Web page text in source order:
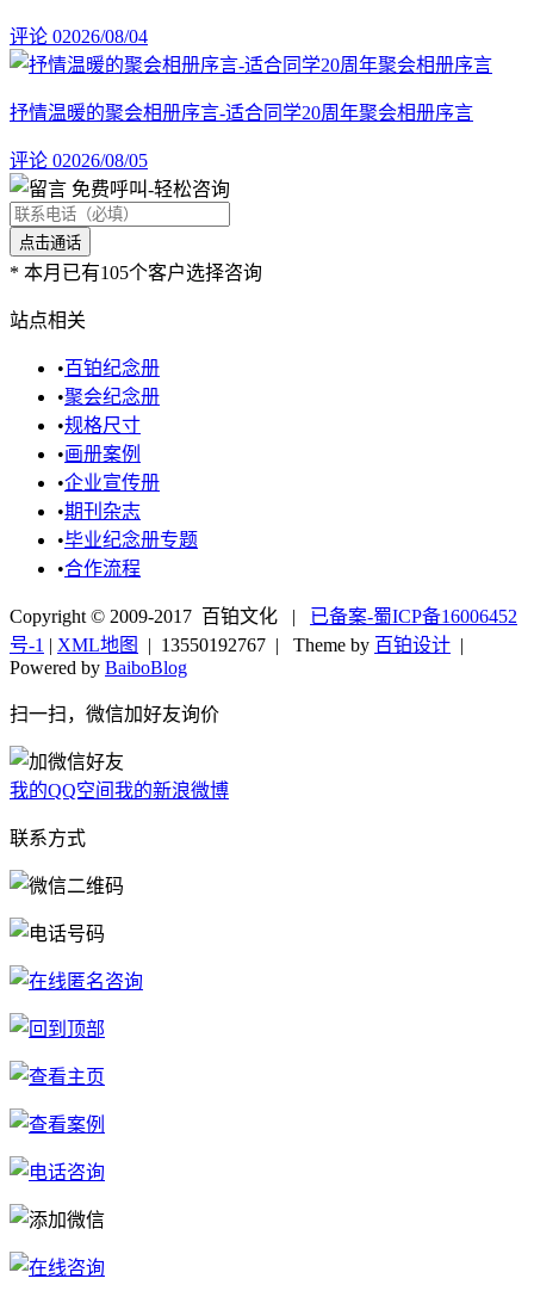
评论 02026/08/04
抒情温暖的聚会相册序言-适合同学20周年聚会相册序言
评论 02026/08/05
免费呼叫-轻松咨询
* 本月已有105个客户选择咨询
站点相关
•百铂纪念册
•聚会纪念册
•规格尺寸
•画册案例
•企业宣传册
•期刊杂志
•毕业纪念册专题
•合作流程
Copyright © 2009-2017 百铂文化 | 已备案-蜀ICP备16006452
号-1 | XML地图 | 13550192767 | Theme by 百铂设计 |
Powered by BaiboBlog
扫一扫，微信加好友询价
我的QQ空间我的新浪微博
联系方式